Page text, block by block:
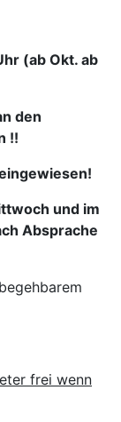
(ab Okt. ab
den
!!
und im
Absprache
frei wenn